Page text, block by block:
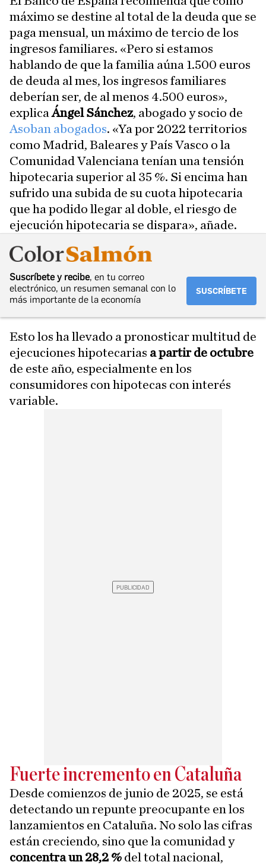
máximo se destine al total de la deuda que se
paga mensual, un máximo de tercio de los
ingresos familiares. «Pero si estamos
hablando de que la familia aúna 1.500 euros
de deuda al mes, los ingresos familiares
deberían ser, de al menos 4.500 euros»,
explicaÁngel Sánchez, abogado y socio de
Asoban abogados. «Ya por 2022 territorios
como Madrid, Baleares y País Vasco o la
Comunidad Valenciana tenían una tensión
hipotecaria superior al 35 %. Si encima han
sufrido una subida de su cuota hipotecaria
que ha podido llegar al doble, el riesgo de
ejecución hipotecaria se dispara», añade.
Suscríbete y recibe, en tu correo
electrónico, un resumen semanal con lo
más importante de la economía
SUSCRÍBETE
Esto los ha llevado a pronosticar multitud de
ejecuciones hipotecarias a partir de octubre
de este año, especialmente en los
consumidores con hipotecas con interés
variable.
Fuerte incremento en Cataluña
Desde comienzos de junio de 2025, se está
detectando un repunte preocupante en los
lanzamientos en Cataluña. No solo las cifras
están creciendo, sino que la comunidad y
concentra un 28,2 % del total nacional,